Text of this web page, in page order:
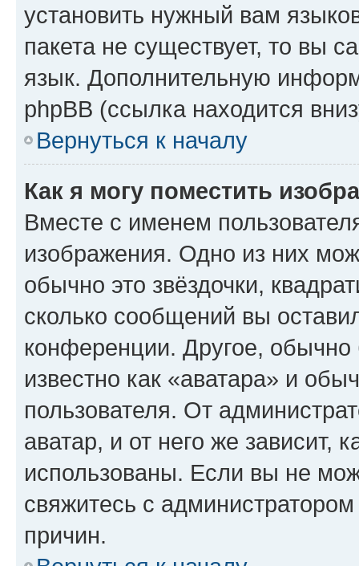
установить нужный вам
пакета не существует, то вы
язык. Дополнительную
phpBB (ссылка находится
Вернуться к началу
Как я могу поместить
Вместе с именем
изображения. Одно из них
обычно это звёздочки,
сколько сообщений вы
конференции. Другое,
известно как «аватара» и
пользователя. От
аватар, и от него же зависит,
использованы. Если вы не
свяжитесь с
причин.